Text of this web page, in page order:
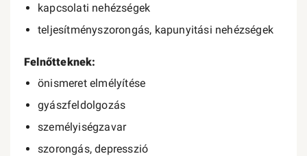
kapcsolati nehézségek
teljesítményszorongás, kapunyitási nehézségek
Felnőtteknek:
önismeret elmélyítése
gyászfeldolgozás
személyiségzavar
szorongás, depresszió